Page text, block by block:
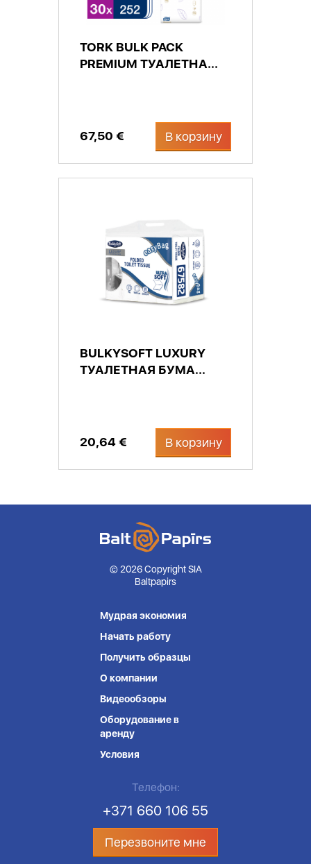
TORK BULK PACK
PREMIUM ТУАЛЕТНА...
67,50 € В корзину
BULKYSOFT LUXURY
ТУАЛЕТНАЯ БУМА...
20,64 € В корзину
© 2026 Copyright SIA
Baltpapirs
Мудрая экономия
Начать работу
Получить образцы
О компании
Видеообзоры
Оборудование в
аренду
Условия
Телефон:
+371 660 106 55
Перезвоните мне